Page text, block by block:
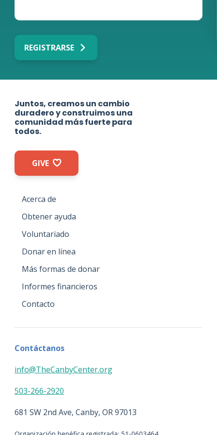
REGISTRARSE
Juntos, creamos un cambio
duradero y construimos una
comunidad más fuerte para
todos.
GIVE
Acerca de
Obtener ayuda
Voluntariado
Donar en línea
Más formas de donar
Informes financieros
Contacto
Contáctanos
info@TheCanbyCenter.org
503-266-2920
681 SW 2nd Ave, Canby, OR 97013